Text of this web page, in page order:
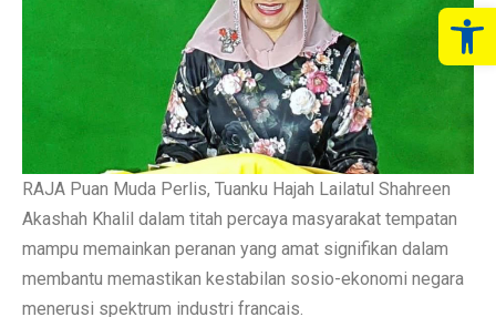
RAJA Puan Muda Perlis, Tuanku Hajah Lailatul Shahreen
Akashah Khalil dalam titah percaya masyarakat tempatan
mampu memainkan peranan yang amat signifikan dalam
membantu memastikan kestabilan sosio-ekonomi negara
menerusi spektrum industri francais.